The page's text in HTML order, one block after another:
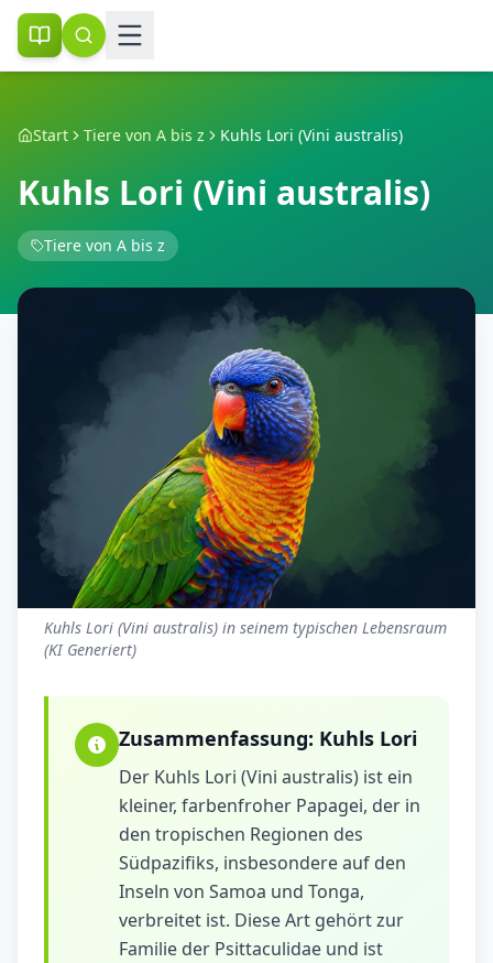
Start Tiere von A bis z Kuhls Lori (Vini australis)
Kuhls Lori (Vini australis)
Tiere von A bis z
Kuhls Lori (Vini australis) in seinem typischen Lebensraum
(KI Generiert)
Zusammenfassung: Kuhls Lori
Der Kuhls Lori (Vini australis) ist ein
kleiner, farbenfroher Papagei, der in
den tropischen Regionen des
Südpazifiks, insbesondere auf den
Inseln von Samoa und Tonga,
verbreitet ist. Diese Art gehört zur
Familie der Psittaculidae und ist